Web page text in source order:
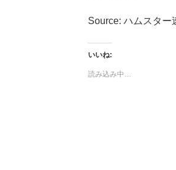
Source: ハムスター
いいね:
読み込み中…